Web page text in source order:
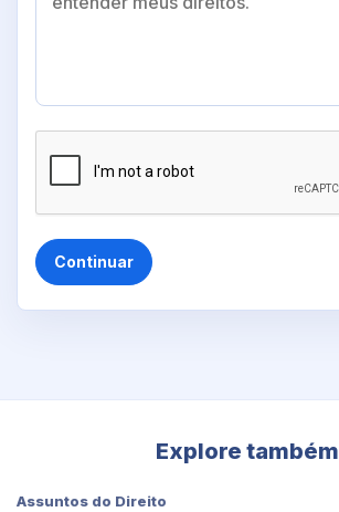
Continuar
Explore também
Assuntos do Direito